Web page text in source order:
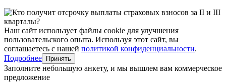
Наш сайт использует файлы cookie для улучшения
пользовательского опыта. Используя этот сайт, вы
соглашаетесь с нашей политикой конфиденциальности.
Подробнее Принять
Заполните небольшую анкету, и мы вышлем вам коммерческое
предложение